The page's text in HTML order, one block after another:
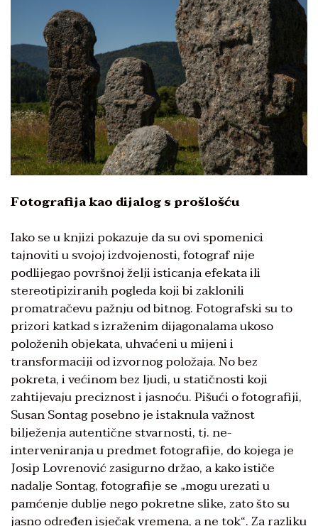
Fotografija kao dijalog s prošlošću
Iako se u knjizi pokazuje da su ovi spomenici
tajnoviti u svojoj izdvo­jenosti, fotograf nije
podlijegao površnoj želji isticanja efekata ili
stereotipiziranih pogleda koji bi zaklonili
promatračevu pažnju od bitnog. Fotografski su to
prizori katkad s izraženim dijagonalama ukoso
položenih objekata, uhvaćeni u mijeni i
transformaciji od izvornog položaja. No bez
pokreta, i većinom bez ljudi, u statičnosti koji
zahtije­vaju preciznost i jasnoću. Pišući o fotografiji,
Susan Sontag posebno je istaknula važnost
bilježenja autentične stvarnosti, tj. ne-
interveniranja u predmet fotografije, do kojega je
Josip Lovrenović zasigurno držao, a kako ističe
nadalje Sontag, fotografije se „mogu urezati u
pamćenje dublje nego pokretne slike, zato što su
jasno određen isječak vremena, a ne tok“. Za razliku